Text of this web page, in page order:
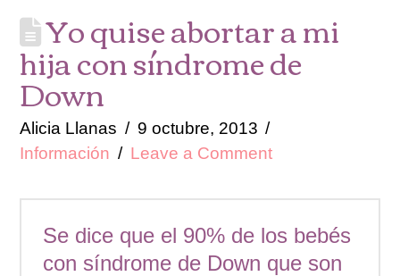
Yo quise abortar a mi
hija con síndrome de
Down
Alicia Llanas
9 octubre, 2013
Información
Leave a Comment
Se dice que el 90% de los bebés
con síndrome de Down que son